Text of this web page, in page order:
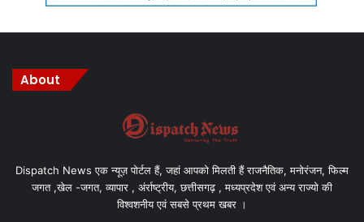
About
Dispatch News एक न्यूज़ पोर्टल हैं, जहां आपको मिलती हैं राजनैतिक, मनोरंजन, फिल्म
जगत ,खेल -जगत, व्यापार , अंर्राष्ट्रीय, छत्तीसगढ़ , मध्यप्रदेश एवं अन्य राज्यो की
विश्वशनीय एवं सबसे प्रथम खबर ।